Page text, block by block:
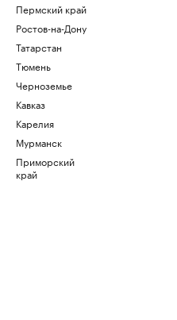
Пермский край
Ростов-на-Дону
Татарстан
Тюмень
Черноземье
Кавказ
Карелия
Мурманск
Приморский
край